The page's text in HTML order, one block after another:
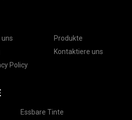
uns
Produkte
Kontaktiere uns
Policy
Essbare Tinte